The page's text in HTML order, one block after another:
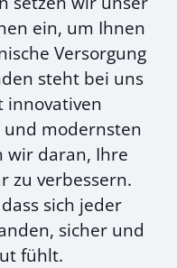
ein, um Ihnen
Versorgung
steht bei uns
modernsten
wir daran, Ihre
zu verbessern.
sich jeder
sicher und
fühlt.